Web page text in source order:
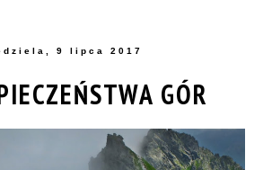
9 lipca 2017
GÓR